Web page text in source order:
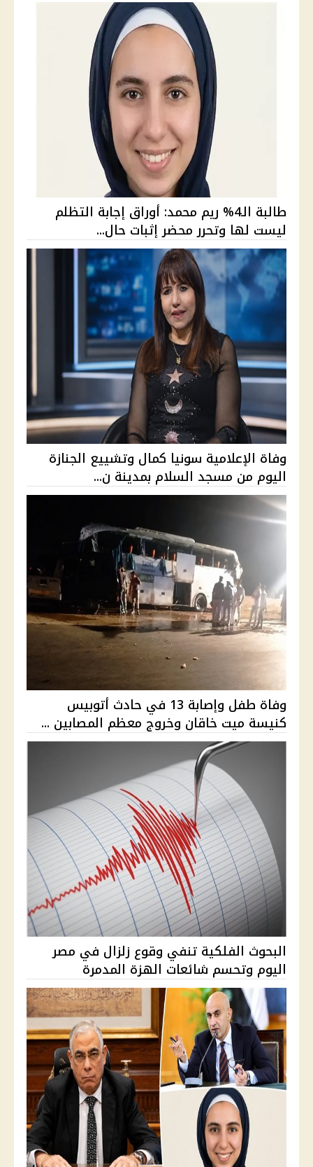
طالبة الـ4% ريم محمد: أوراق إجابة التظلم
ليست لها وتحرر محضر إثبات حال...
وفاة الإعلامية سونيا كمال وتشييع الجنازة
اليوم من مسجد السلام بمدينة ن...
وفاة طفل وإصابة 13 في حادث أتوبيس
كنيسة ميت خاقان وخروج معظم المصابين ...
البحوث الفلكية تنفي وقوع زلزال في مصر
اليوم وتحسم شائعات الهزة المدمرة